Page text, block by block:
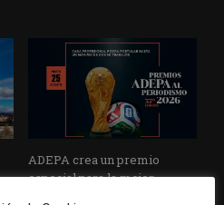
ADEPA crea un premio
especial para la mejor